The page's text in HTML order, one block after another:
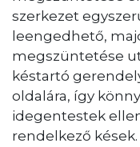
szerkezet
leengedhető,
megszüntetése
késtartó
oldalára, így
idegentestek
rendelkező